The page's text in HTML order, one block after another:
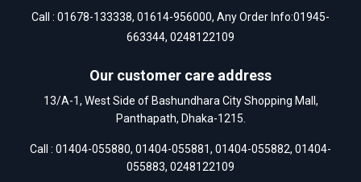
Call : 01678-133338, 01614-956000, Any Order Info:01945-
663344, 0248122109
Our customer care address
13/A-1, West Side of Bashundhara City Shopping Mall,
Panthapath, Dhaka-1215.
Call : 01404-055880, 01404-055881, 01404-055882, 01404-
055883, 0248122109